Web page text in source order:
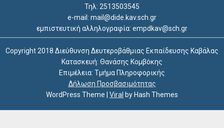
Τηλ: 2513503545
e-mail: mail@dide.kav.sch.gr
εμπιστευτική αλληλογραφία: empdkav@sch.gr
Copyright 2018 Διεύθυνση Δευτεροβάθμιας Εκπαίδευσης Καβάλας
Κατασκευή: Θανάσης Κομβόκης
Επιμέλεια: Τμήμα Πληροφορικής
Δήλωση Προσβασιμότητας
WordPress Theme
Viral by Hash Themes